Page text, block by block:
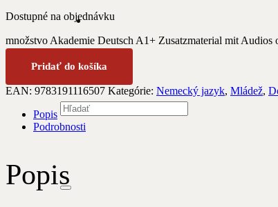
Dostupné na objednávku
množstvo Akademie Deutsch A1+ Zusatzmaterial mit Audios
Pridať do košíka
EAN: 9783191116507 Kategórie: Nemecký jazyk, Mládež,
Popis
Podrobnosti
Popis